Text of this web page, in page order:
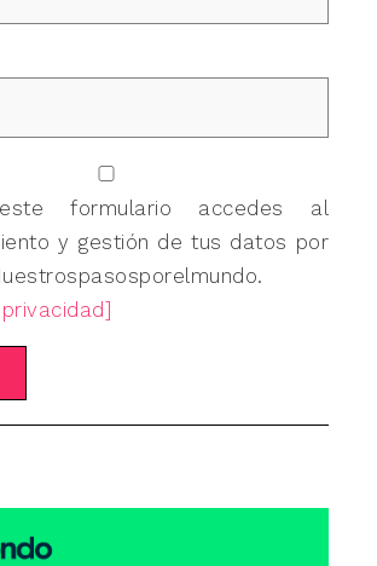
formulario accedes al
y gestión de tus datos por